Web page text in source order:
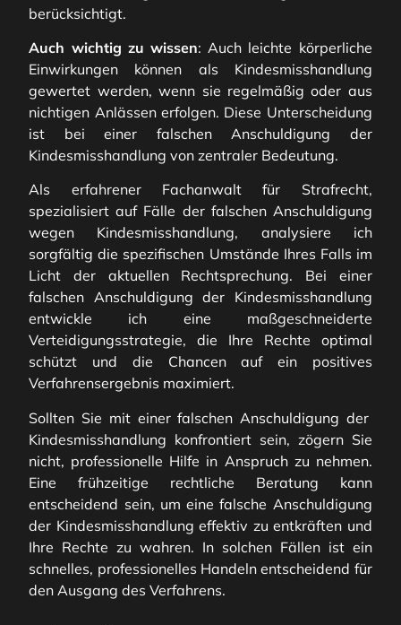
berücksichtigt.
Auch wichtig zu wissen: Auch leichte körperliche
Einwirkungen können als Kindesmisshandlung
gewertet werden, wenn sie regelmäßig oder aus
nichtigen Anlässen erfolgen. Diese Unterscheidung
ist bei einer falschen Anschuldigung der
Kindesmisshandlung von zentraler Bedeutung.
Als erfahrener Fachanwalt für Strafrecht,
spezialisiert auf Fälle der falschen Anschuldigung
wegen Kindesmisshandlung, analysiere ich
sorgfältig die spezifischen Umstände Ihres Falls im
Licht der aktuellen Rechtsprechung. Bei einer
falschen Anschuldigung der Kindesmisshandlung
entwickle ich eine maßgeschneiderte
Verteidigungsstrategie, die Ihre Rechte optimal
schützt und die Chancen auf ein positives
Verfahrensergebnis maximiert.
Sollten Sie mit einer falschen Anschuldigung der
Kindesmisshandlung konfrontiert sein, zögern Sie
nicht, professionelle Hilfe in Anspruch zu nehmen.
Eine frühzeitige rechtliche Beratung kann
entscheidend sein, um eine falsche Anschuldigung
der Kindesmisshandlung effektiv zu entkräften und
Ihre Rechte zu wahren. In solchen Fällen ist ein
schnelles, professionelles Handeln entscheidend für
den Ausgang des Verfahrens.